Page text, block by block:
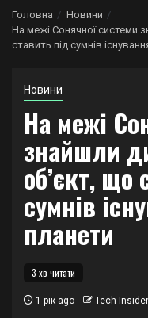
Головна
Новини
На межі Сонячної системи
ставить під сумнів
Новини
На межі
знайшли
об’єкт, що
сумнів
планети
3 хв читати
1 рік ago Tech Insider